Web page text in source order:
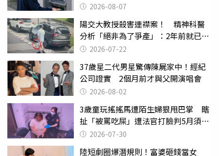
2026-08-07
陽交大教授殺害連襟案！ 精神科醫
分析「絕非為了爭產」：2年前就已言
行詭異
2026-07-22
37歲星二代男星驚傳陳屍家中！經紀
公司證實 2個月前才與父開演唱會
2026-08-02
3歲童玩搖搖馬遭陌生婦狠甩巴掌 瞎
扯「被罵吃屎」遭法官打臉判5月須入
監 2026-07-30
陸短劇圈爆潛規則！富婆砸錢當女